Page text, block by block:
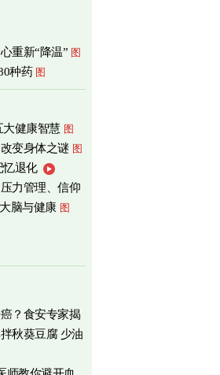
重新“降温” 图
种药 图
大健康智慧 图
变身体之谜 图
忆退化
力管理、信仰
脑与健康 图
？食安专家揭
秋葵豆腐 少油